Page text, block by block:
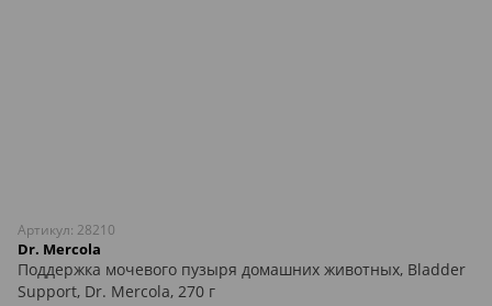
Артикул: 28210
Dr. Mercola
Поддержка мочевого пузыря домашних животных, Bladder
Support, Dr. Mercola, 270 г